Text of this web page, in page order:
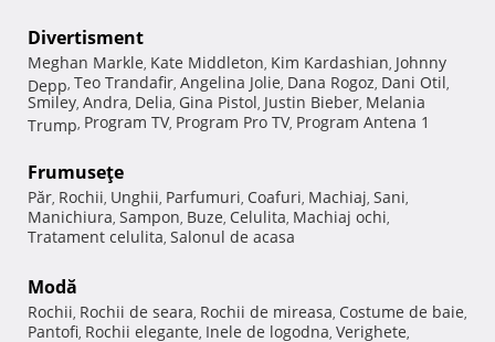
Divertisment
Meghan Markle, Kate Middleton, Kim Kardashian, Johnny
Depp, Teo Trandafir, Angelina Jolie, Dana Rogoz, Dani Otil,
Smiley, Andra, Delia, Gina Pistol, Justin Bieber, Melania
Trump, Program TV, Program Pro TV, Program Antena 1
Frumuseţe
Păr, Rochii, Unghii, Parfumuri, Coafuri, Machiaj, Sani,
Manichiura, Sampon, Buze, Celulita, Machiaj ochi,
Tratament celulita, Salonul de acasa
Modă
Rochii, Rochii de seara, Rochii de mireasa, Costume de baie,
Pantofi, Rochii elegante, Inele de logodna, Verighete,